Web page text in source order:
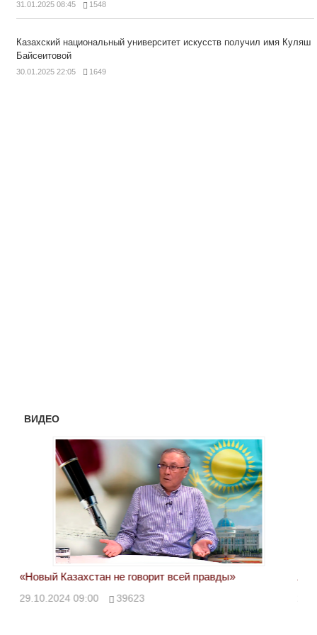
31.01.2025 08:45 1548
Казахский национальный университет искусств получил имя Куляш
Байсеитовой
30.01.2025 22:05 1649
ВИДЕО
«Новый Казахстан не говорит всей правды»
29.10.2024 09:00 39623